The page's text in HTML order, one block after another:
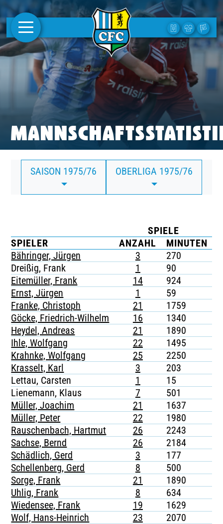
AKTUELLES
1. MANNSCHAFT
FRAUEN
CAMPUS
CLUB
CLUBMITGLIEDSCHAFT
BUSINESS
TICKETING
SAISON 1975/76 OBERLIGA 1975/76
SPIELE
SPIELER
ANZAHL MINUTEN
Bähringer, Jürgen
3 270
Dreißig, Frank
1 90
Eitemüller, Frank
14 924
Ernst, Jürgen
1 59
Franke, Christoph
21 1759
Göcke, Friedrich-Wilhelm
16 1340
Heydel, Andreas
21 1890
Ihle, Wolfgang
22 1495
Krahnke, Wolfgang
25 2250
Krasselt, Karl
3 203
Lettau, Carsten
1 15
Lienemann, Klaus
7 501
Müller, Joachim
21 1637
Müller, Peter
22 1980
Rauschenbach, Hartmut
26 2243
Sachse, Bernd
26 2184
Schädlich, Gerd
3 177
Schellenberg, Gerd
8 500
Sorge, Frank
21 1890
Uhlig, Frank
8 634
Wiedensee, Frank
19 1629
Wolf, Hans-Heinrich
23 2070